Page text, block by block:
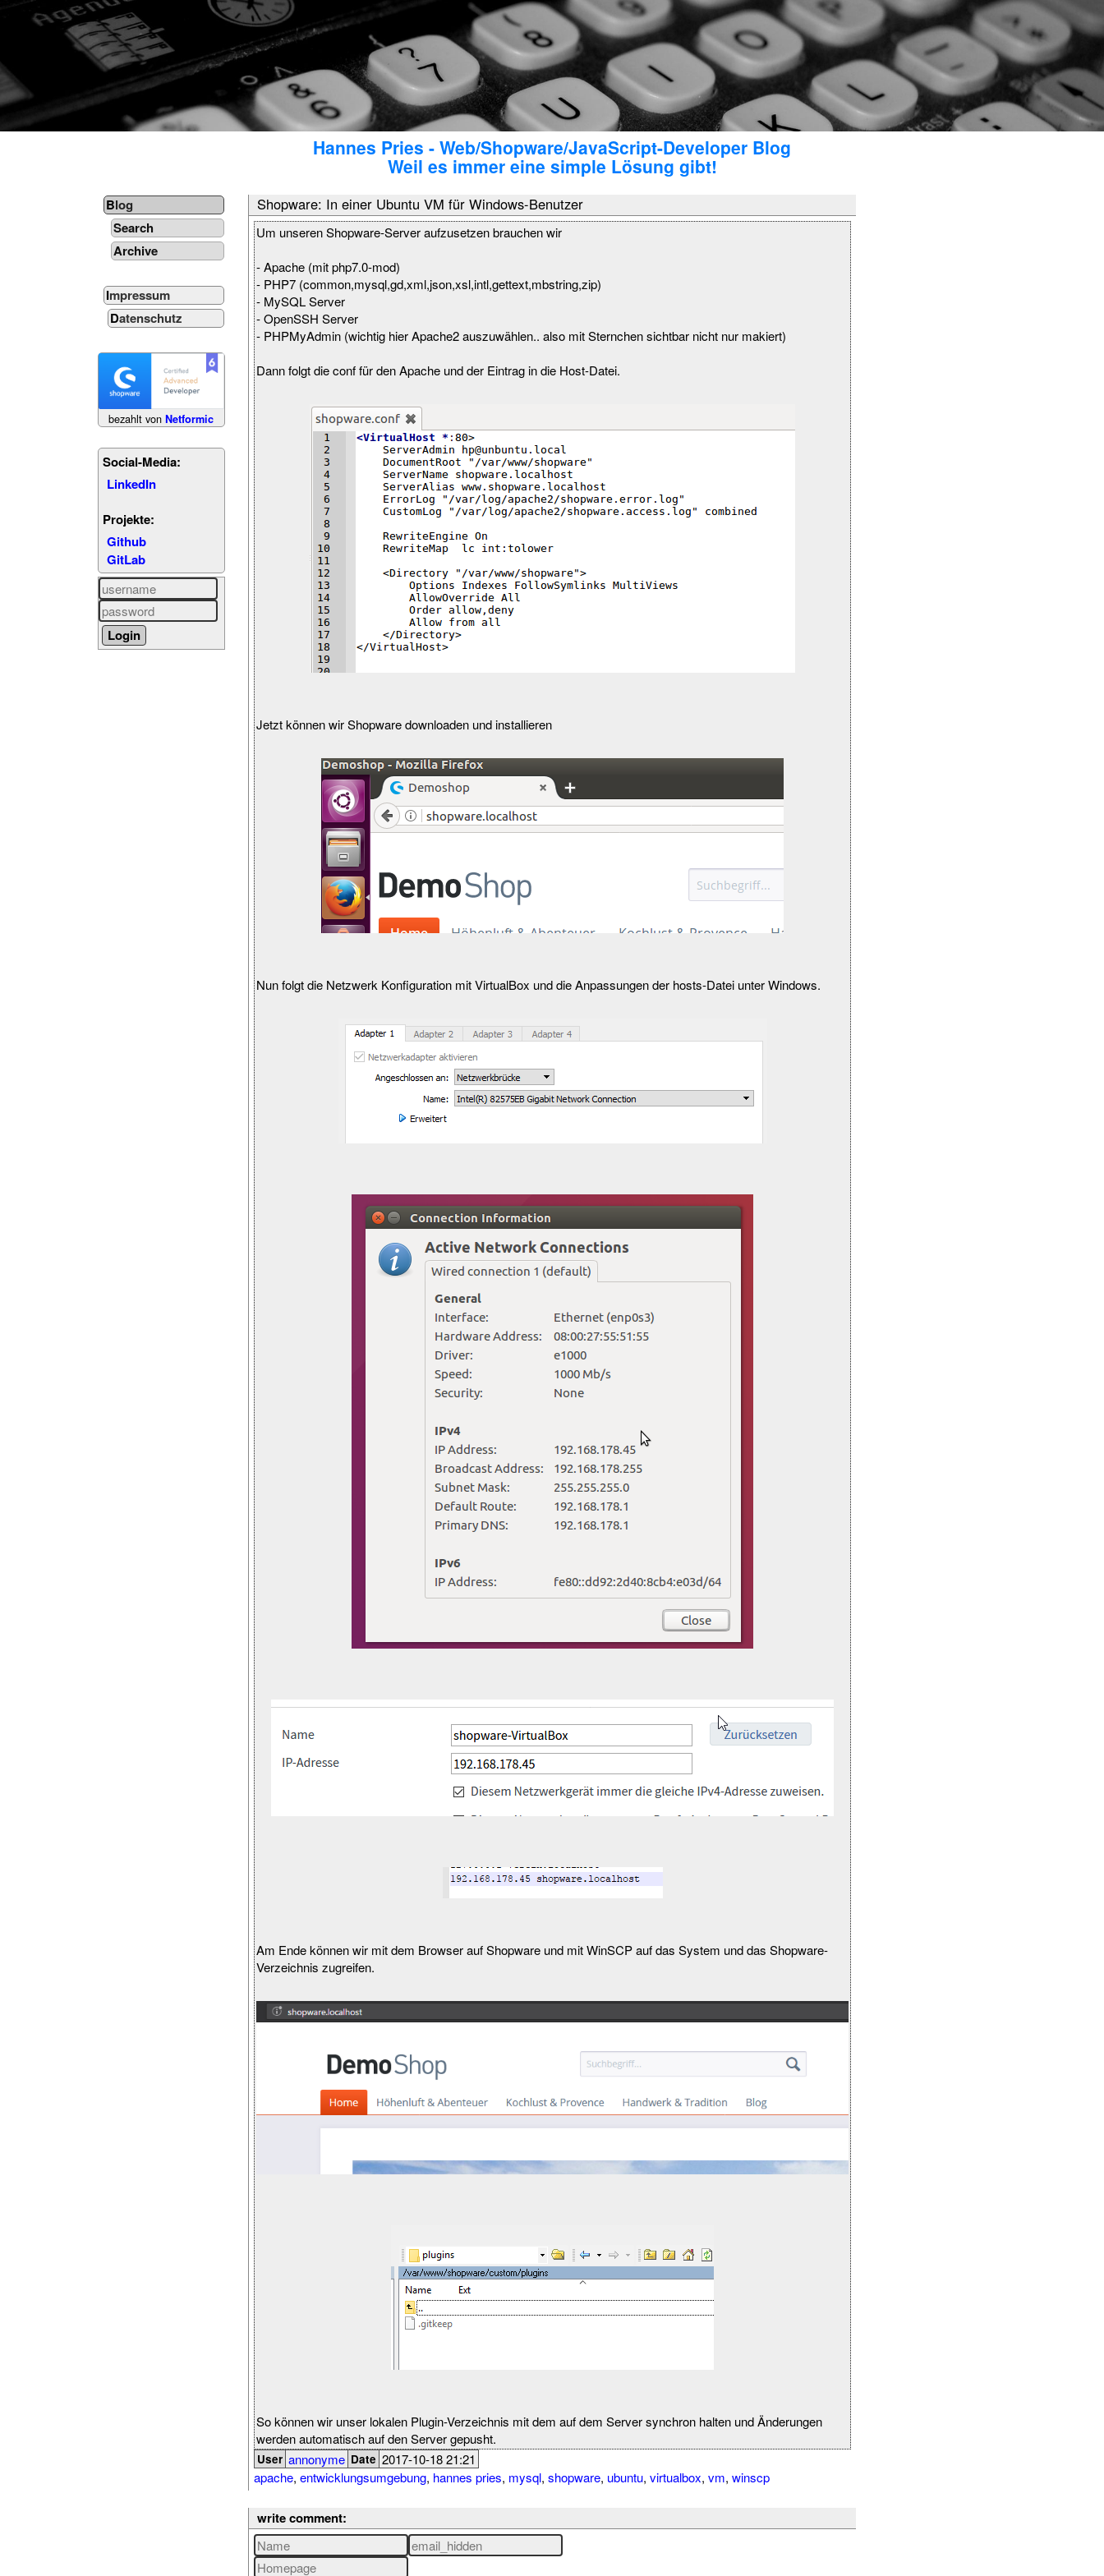
Hannes Pries - Web/Shopware/JavaScript-Developer Blog
Weil es immer eine simple Lösung gibt!
Blog
Search
Archive
Impressum
Datenschutz
bezahlt vonNetformic
Social-Media:
LinkedIn
Projekte:
Github
GitLab
Shopware: In einer Ubuntu VM für Windows-Benutzer
Um unseren Shopware-Server aufzusetzen brauchen wir
- Apache (mit php7.0-mod)
- PHP7 (common,mysql,gd,xml,json,xsl,intl,gettext,mbstring,zip)
- MySQL Server
- OpenSSH Server
- PHPMyAdmin (wichtig hier Apache2 auszuwählen.. also mit Sternchen sichtbar nicht nur makiert)
Dann folgt die conf für den Apache und der Eintrag in die Host-Datei.
Jetzt können wir Shopware downloaden und installieren
Nun folgt die Netzwerk Konfiguration mit VirtualBox und die Anpassungen der hosts-Datei unter Windows.
Am Ende können wir mit dem Browser auf Shopware und mit WinSCP auf das System und das Shopware-
Verzeichnis zugreifen.
So können wir unser lokalen Plugin-Verzeichnis mit dem auf dem Server synchron halten und Änderungen
werden automatisch auf den Server gepusht.
User annonyme Date 2017-10-18 21:21
apache, entwicklungsumgebung, hannes pries, mysql, shopware, ubuntu, virtualbox, vm, winscp
write comment: